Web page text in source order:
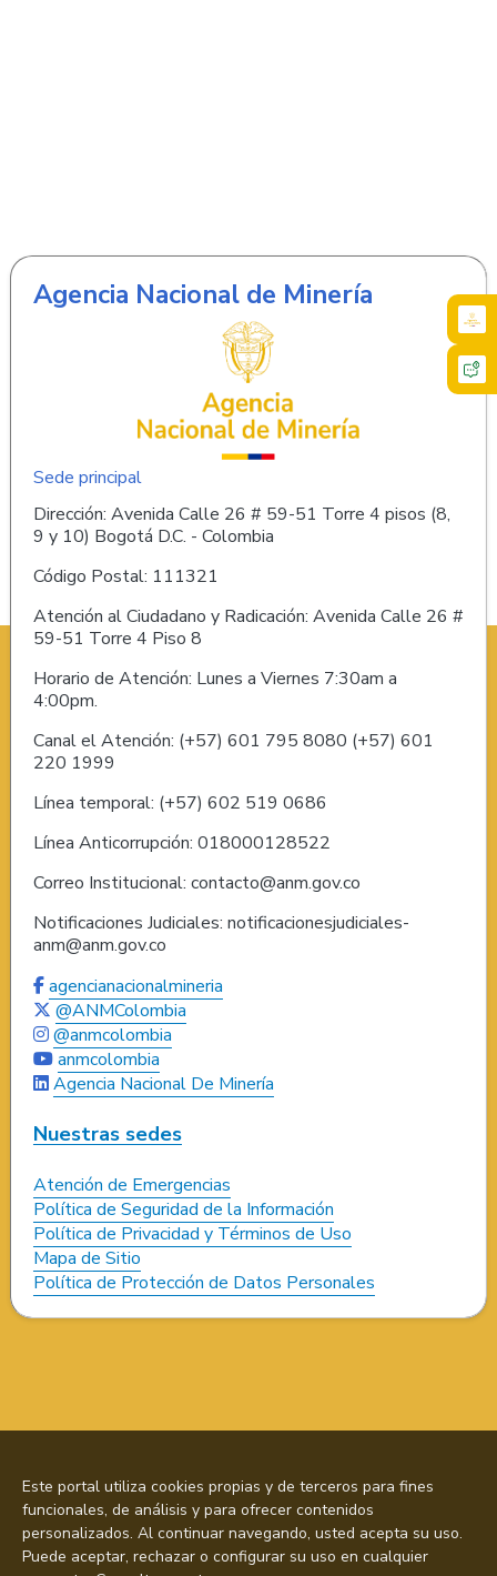
Agencia Nacional de Minería
Sede principal
Dirección: Avenida Calle 26 # 59-51 Torre 4 pisos (8,
9 y 10) Bogotá D.C. - Colombia
Código Postal: 111321
Atención al Ciudadano y Radicación: Avenida Calle 26 #
59-51 Torre 4 Piso 8
Horario de Atención: Lunes a Viernes 7:30am a
4:00pm.
Canal el Atención: (+57) 601 795 8080 (+57) 601
220 1999
Línea temporal: (+57) 602 519 0686
Línea Anticorrupción: 018000128522
Correo Institucional: contacto@anm.gov.co
Notificaciones Judiciales: notificacionesjudiciales-
anm@anm.gov.co
agencianacionalmineria
@ANMColombia
@anmcolombia
anmcolombia
Agencia Nacional De Minería
Nuestras sedes
Atención de Emergencias
Política de Seguridad de la Información
Política de Privacidad y Términos de Uso
Mapa de Sitio
Política de Protección de Datos Personales
Este portal utiliza cookies propias y de terceros para fines
funcionales, de análisis y para ofrecer contenidos
personalizados. Al continuar navegando, usted acepta su uso.
Puede aceptar, rechazar o configurar su uso en cualquier